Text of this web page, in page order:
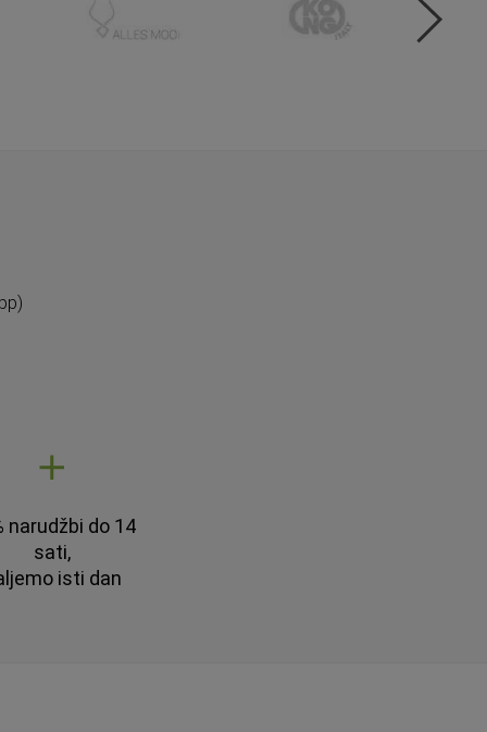
narudžbi do 14
sati,
isti dan